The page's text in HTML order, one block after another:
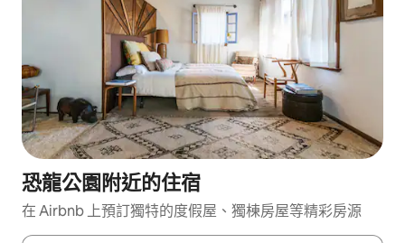
恐龍公園附近的住宿
在 Airbnb 上預訂獨特的度假屋、獨棟房屋等精彩房源